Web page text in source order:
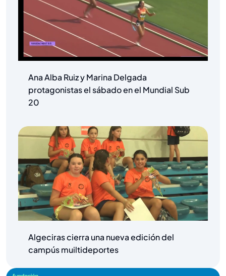
Ana Alba Ruiz y Marina Delgada
protagonistas el sábado en el Mundial Sub
20
Algeciras cierra una nueva edición del
campús muiltideportes